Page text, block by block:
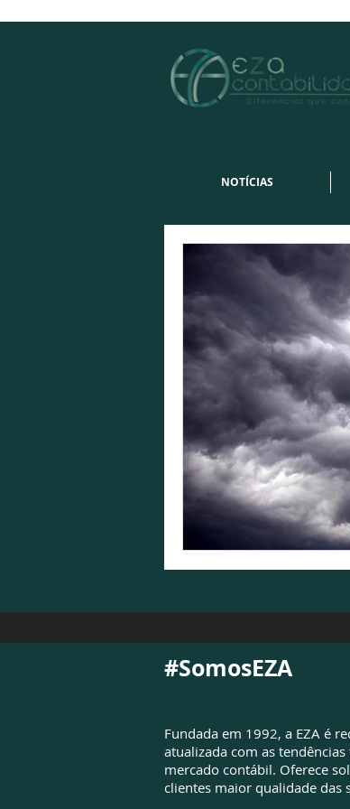
NOTÍCIAS
#SomosEZA
Fundada em 1992, a EZA é
atualizada com as
mercado contábil. Oferece
clientes maior qualidade das